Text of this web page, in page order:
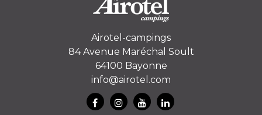
Airotel-campings
84 Avenue Maréchal Soult
64100 Bayonne
info@airotel.com